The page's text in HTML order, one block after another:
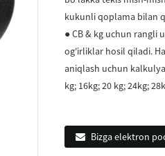
kukunli qoplama bilan
● CB & kg uchun rangli
og'irliklar hosil qiladi.
aniqlash uchun
kg; 16kg; 20 kg; 24kg;
Bizga elektron